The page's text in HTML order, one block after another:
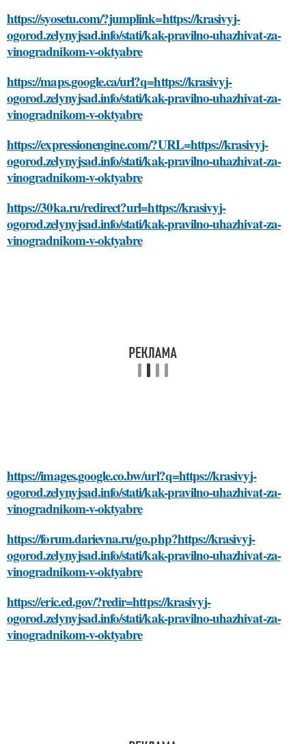
https://syosetu.com/?jumplink=https://krasivyj-
ogorod.zelynyjsad.info/stati/kak-pravilno-uhazhivat-za-
vinogradnikom-v-oktyabre
https://maps.google.ca/url?q=https://krasivyj-
ogorod.zelynyjsad.info/stati/kak-pravilno-uhazhivat-za-
vinogradnikom-v-oktyabre
https://expressionengine.com/?URL=https://krasivyj-
ogorod.zelynyjsad.info/stati/kak-pravilno-uhazhivat-za-
vinogradnikom-v-oktyabre
https://30ka.ru/redirect?url=https://krasivyj-
ogorod.zelynyjsad.info/stati/kak-pravilno-uhazhivat-za-
vinogradnikom-v-oktyabre
https://images.google.co.bw/url?q=https://krasivyj-
ogorod.zelynyjsad.info/stati/kak-pravilno-uhazhivat-za-
vinogradnikom-v-oktyabre
https://forum.darievna.ru/go.php?https://krasivyj-
ogorod.zelynyjsad.info/stati/kak-pravilno-uhazhivat-za-
vinogradnikom-v-oktyabre
https://eric.ed.gov/?redir=https://krasivyj-
ogorod.zelynyjsad.info/stati/kak-pravilno-uhazhivat-za-
vinogradnikom-v-oktyabre